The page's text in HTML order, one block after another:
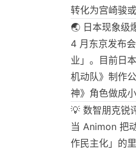
转化为宫崎骏
🌏 日本现象级
4 月东京发布
业」。目前日
机动队》制作
神》角色做成
💡 数智朋克锐
当 Animon 把
作民主化」的